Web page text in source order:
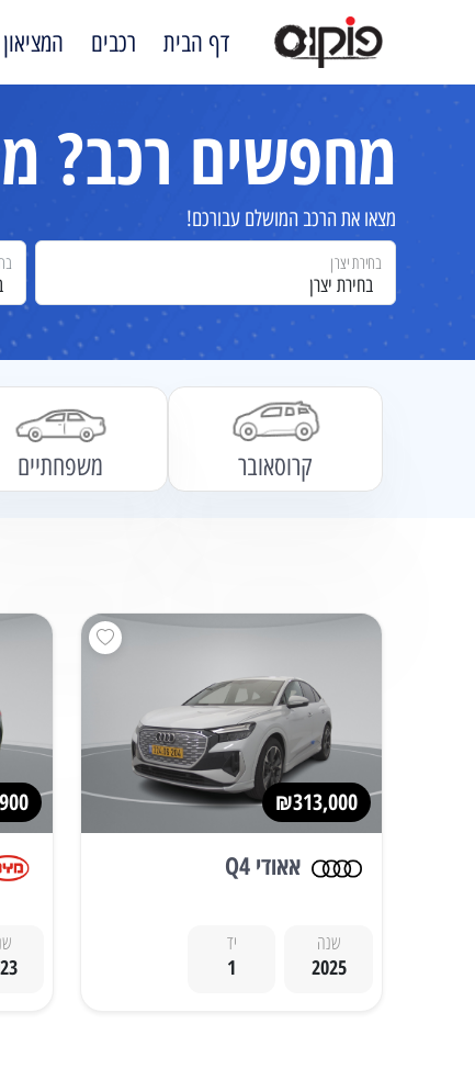
דף הבית רכבים המציאון
מחפשים רכב?
מצאו את הרכב המושלם עבורכם!
בחירת יצרן
בחירת יצרן
קרוסאובר משפחתיים
₪313,000
אאודי Q4
שנה
2025
יד
1